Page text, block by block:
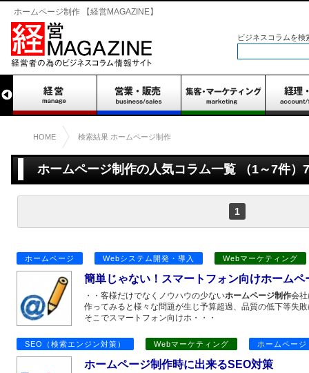
ホームページ制作 【経営MAGAZINE】
ビジネスコラムを検
HOME 検索結果 ホームページ制作
ホームページ制作の人気コラム一覧 （1～7件）
1
ホームページ Webシステム開発・導入 Webマーケティング
簡単じゃない！スマートフォン向けホームペ
・・客様だけでなくノウハウの少ないホームページ制作会
作ってみると様々な問題が生じ予算超過、品質の低下等失
そこでスマートフォン向けホ・・・
SEO（検索エンジン対策） Webマーケティング ホームページ
ホームページ制作時に出来るSEO対策